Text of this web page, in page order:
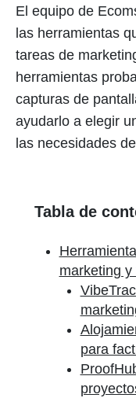
El equipo de
las herramientas
tareas de
herramientas
capturas de
ayudarlo a elegir
las necesidades
Tabla de
marketing y
para